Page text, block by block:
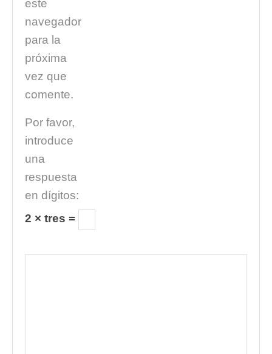
este
navegador
para la
próxima
vez que
comente.
Por favor,
introduce
una
respuesta
en dígitos:
2 × tres =